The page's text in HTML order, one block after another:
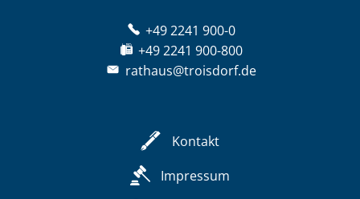
+49 2241 900-0
+49 2241 900-800
rathaus@troisdorf.de
Kontakt
Impressum